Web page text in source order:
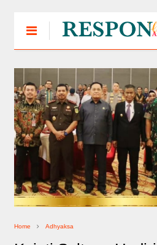
Home Adhyaksa